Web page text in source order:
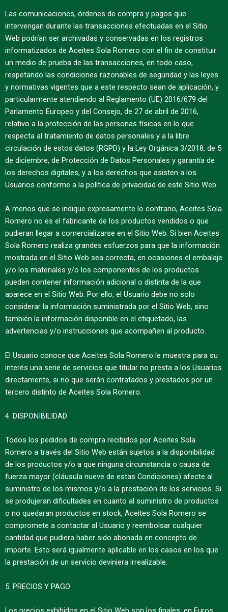
Las comunicaciones, órdenes de compra y pagos que
intervengan durante las transacciones efectuadas en el Sitio
Web podrían ser archivadas y conservadas en los registros
informatizados de Aceites Sola Romero con el fin de constituir
un medio de prueba de las transacciones, en todo caso,
respetando las condiciones razonables de seguridad y las leyes
y normativas vigentes que a este respecto sean de aplicación, y
particularmente atendiendo al Reglamento (UE) 2016/679 del
Parlamento Europeo y del Consejo, de 27 de abril de 2016,
relativo a la protección de las personas físicas en lo que
respecta al tratamiento de datos personales y a la libre
circulación de estos datos (RGPD) y la Ley Orgánica 3/2018, de 5
de diciembre, de Protección de Datos Personales y garantía de
los derechos digitales, y a los derechos que asisten a los
Usuarios conforme a la política de privacidad de este Sitio Web.
A menos que se indique expresamente lo contrario, Aceites Sola
Romero no es el fabricante de los productos vendidos o que
pudieran llegar a comercializarse en el Sitio Web. Si bien Aceites
Sola Romero realiza grandes esfuerzos para que la información
mostrada en el Sitio Web sea correcta, en ocasiones el embalaje
y/o los materiales y/o los componentes de los productos
pueden contener información adicional o distinta de la que
aparece en el Sitio Web. Por ello, el Usuario debe no solo
considerar la información suministrada por el Sitio Web, sino
también la información disponible en el etiquetado, las
advertencias y/o instrucciones que acompañen al producto.
El Usuario conoce que Aceites Sola Romero le muestra para su
interés una serie de servicios que titular no presta a los Usuarios
directamente, si no que serán contratados y prestados por un
tercero distinto de Aceites Sola Romero.
4. DISPONIBILIDAD
Todos los pedidos de compra recibidos por Aceites Sola
Romero a través del Sitio Web están sujetos a la disponibilidad
de los productos y/o a que ninguna circunstancia o causa de
fuerza mayor (cláusula nueve de estas Condiciones) afecte al
suministro de los mismos y/o a la prestación de los servicios. Si
se produjeran dificultades en cuanto al suministro de productos
o no quedaran productos en stock, Aceites Sola Romero se
compromete a contactar al Usuario y reembolsar cualquier
cantidad que pudiera haber sido abonada en concepto de
importe. Esto será igualmente aplicable en los casos en los que
la prestación de un servicio deviniera irrealizable.
5. PRECIOS Y PAGO